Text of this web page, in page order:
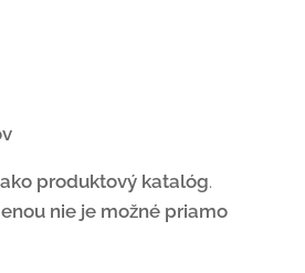
produktový katalóg.
nie je možné priamo